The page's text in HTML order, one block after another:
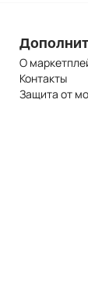
О
Контакты
Защита от